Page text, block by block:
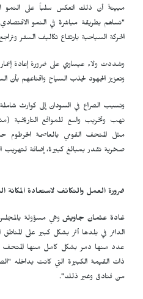
مبينةً أن ذلك انعكس سلباً على النمو
"تساهم بطريقة مباشرة في النمو
الحركة السياحية بارتفاع تكاليف السفر
وشددت ولاء عيساوي على ضرورة إعادة
وتعزيز الجهود لجذب السياح واقناعهم بأن
وتسبب الصراع في السودان إلى كوارث
نهب وتخريب واسع للمواقع التاريخية
مثل المتحف القومي بالعاصمة
صخرية تقدر بمبالغ كبيرة، إضافة لتهريب
ضرورة العمل والتكاتف لاستعادة المكانة
غادة عثمان جاويشوهي مسؤولة بالمجلس
الدائر في بلدها أثر بشكل كبير على
عدد منها دمر بشكل كامل منها المتحف
ذات القيمة الكبيرة التي كانت بداخله
من فنادق وغير ذلك".